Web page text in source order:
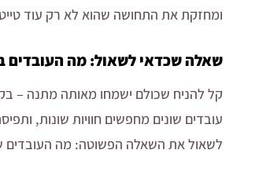
ומחזקת את התחושה שהוא לא רק עוד
שאלה שכדאי לשאול: מה העובדים
קל להניח שכולם ישמחו מאותה מתנה –
עובדים שונים מחפשים חוויות שונות,
לשאול את השאלה הפשוטה: מה העובדים